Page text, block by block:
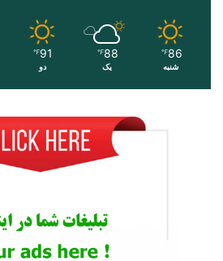
86
℉
شنبه
88
℉
یک
91
℉
دو